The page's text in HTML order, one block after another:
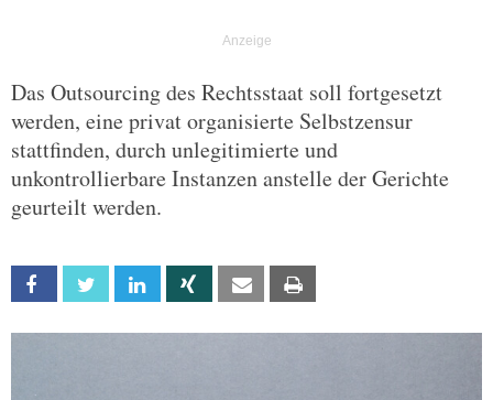
Das Outsourcing des Rechtsstaat soll fortgesetzt
werden, eine privat organisierte Selbstzensur
stattfinden, durch unlegitimierte und
unkontrollierbare Instanzen anstelle der Gerichte
geurteilt werden.
Facebook Twitter Linkedin Xing Email